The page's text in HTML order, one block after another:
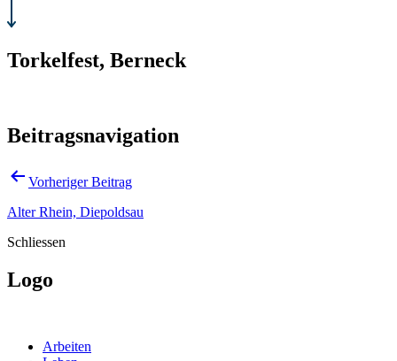
Torkelfest, Berneck
Beitragsnavigation
Vorheriger Beitrag
Alter Rhein, Diepoldsau
Schliessen
Logo
Arbeiten